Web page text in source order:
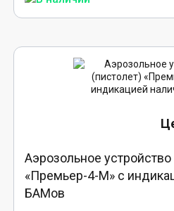
Аэрозольное устройство
«Премьер-4-М» с
БАМов